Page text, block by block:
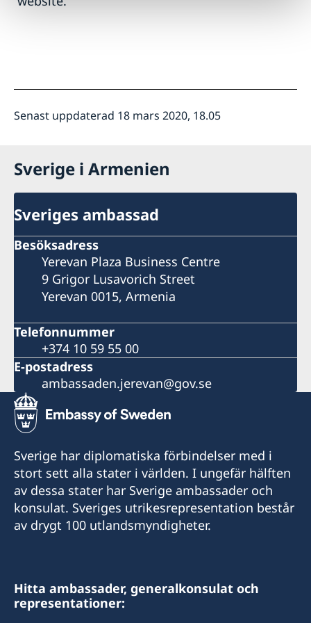
Senast uppdaterad 18 mars 2020, 18.05
Sverige i Armenien
Sveriges ambassad
Besöksadress
Yerevan Plaza Business Centre
9 Grigor Lusavorich Street
Yerevan 0015, Armenia
Telefonnummer
+374 10 59 55 00
E-postadress
ambassaden.jerevan@gov.se
Sverige har diplomatiska förbindelser med i
stort sett alla stater i världen. I ungefär hälften
av dessa stater har Sverige ambassader och
konsulat. Sveriges utrikesrepresentation består
av drygt 100 utlandsmyndigheter.
Hitta ambassader, generalkonsulat och
representationer: